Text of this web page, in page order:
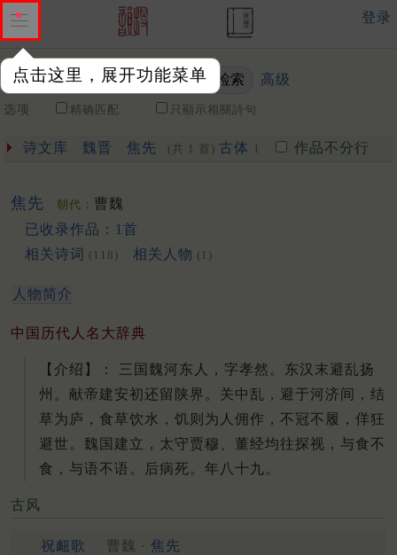
点击这里，展开功能菜单
登录
关键词 高级
选项 精确匹配 只顯示相關詩句
诗文库 魏晋 焦先 (共 1 首) 古体 1 作品不分行
焦先 朝代： 曹魏
已收录作品：1首
相关诗词 (118) 相关人物 (1)
人物简介
中国历代人名大辞典
【介绍】： 三国魏河东人，字孝然。东汉末避乱扬
州。献帝建安初还留陕界。关中乱，避于河济间，结
草为庐，食草饮水，饥则为人佣作，不冠不履，佯狂
避世。魏国建立，太守贾穆、董经均往探视，与食不
食，与语不语。后病死。年八十九。
古风
祝衄歌 曹魏 · 焦先